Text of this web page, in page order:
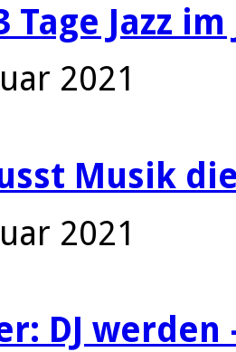
Tage Jazz
2021
Musik
2021
DJ